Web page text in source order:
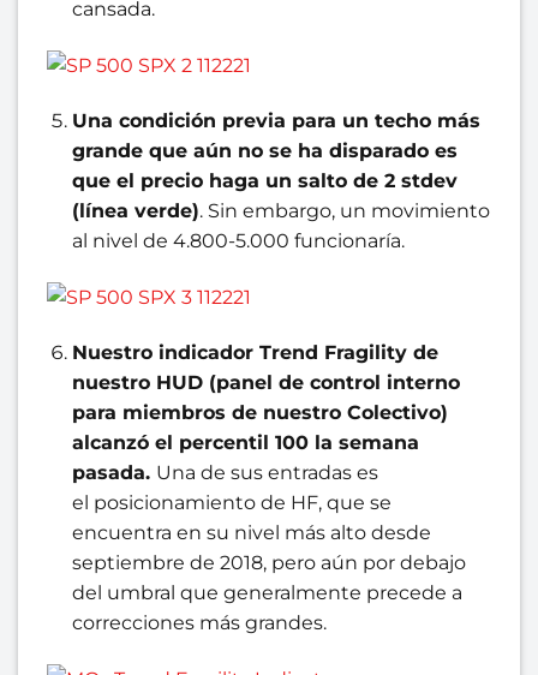
cansada.
Una condición previa para un techo más
grande que aún no seha disparado es
que el precio haga un salto de 2 stdev
(línea verde). Sin embargo, un movimiento
al nivel de 4.800-5.000 funcionaría.
Nuestro indicador Trend Fragility de
nuestro HUD (panel de control interno
para miembros de nuestro Colectivo)
alcanzó el percentil 100 la semana
pasada. Una de sus entradas es
el posicionamiento de HF, que se
encuentra en su nivel más alto desde
septiembre de 2018, pero aún por debajo
del umbral que generalmente precede a
correcciones más grandes.